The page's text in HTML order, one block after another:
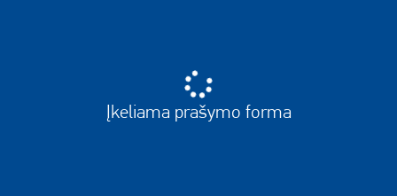
Įkeliama prašymo forma